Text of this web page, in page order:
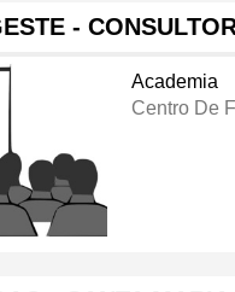
-
Academia
Centro De